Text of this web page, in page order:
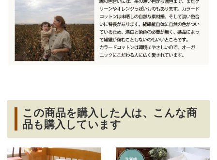
この商品を購入した人は、こんな商
品も購入しています